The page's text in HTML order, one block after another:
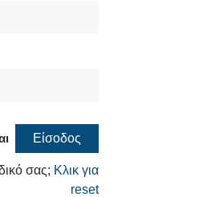
σας; Κλικ για
reset